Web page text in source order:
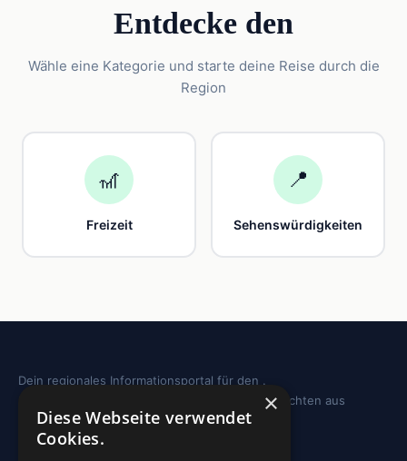
Entdecke den
Wähle eine Kategorie und starte deine Reise durch die
Region
🎢
Freizeit
📍
Sehenswürdigkeiten
Dein regionales Informationsportal für den .
Sehenswürdigkeiten, Ausflugstipps und Geschichten aus
deiner Region.
×
Diese Webseite verwendet
Cookies.